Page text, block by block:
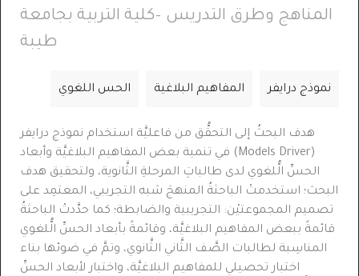
المناهج وطرق التدريس –كلية التربية بجامعة
طيبة
نموذج درايفر المفاهيم البلاغية الحس اللغوي
هدف البحثُ إلى التحقُّق من فاعليَّة استخدام نموذج درايفر
(
Models Driver
) في تنمية بعض المفاهيم البلاغيَّة وأبعاد
الحسِّ الُّلغوي لدى طالباتِ المرحلةِ الثَّانوية، ولتحقيق هدف
البحث؛ استخدمتْ الباحثةُ المنهجَ شبه التجريبي، المعتمِد على
تصميم المجموعتيْن: التجريبية والضابطة؛ كما حدَّدتْ الباحثةُ
قائمةً ببعض المفاهيم البلاغيَّة، وقائمةً بأبعاد الحسِّ الُّلغوي
المناسِبة لطالبات الصَّف الثَّاني الثَّانوي، وتمَّ في ضوئها بناء
اختبار تحصيلي للمفاهيم البلاغيَّة، واختبار لأبعاد الحسِّ